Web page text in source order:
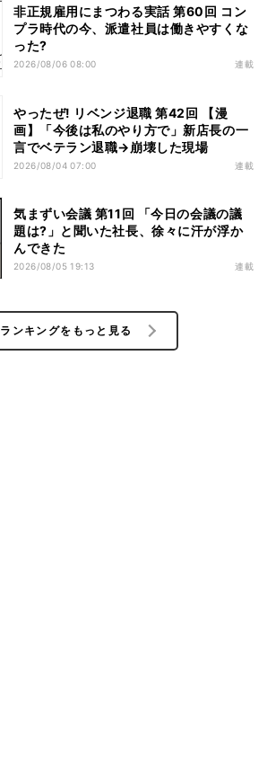
非正規雇用にまつわる実話 第60回 コン
プラ時代の今、派遣社員は働きやすくな
った?
2026/08/06 08:00 連載
やったぜ! リベンジ退職 第42回 【漫
画】「今後は私のやり方で」新店長の一
言でベテラン退職→崩壊した現場
2026/08/04 07:00 連載
気まずい会議 第11回 「今日の会議の議
題は?」と聞いた社長、徐々に汗が浮か
んできた
2026/08/05 19:13 連載
ランキングをもっと見る